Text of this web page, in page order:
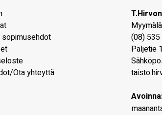
sopimusehdot
Ota yhteyttä
(08)
Paljetie